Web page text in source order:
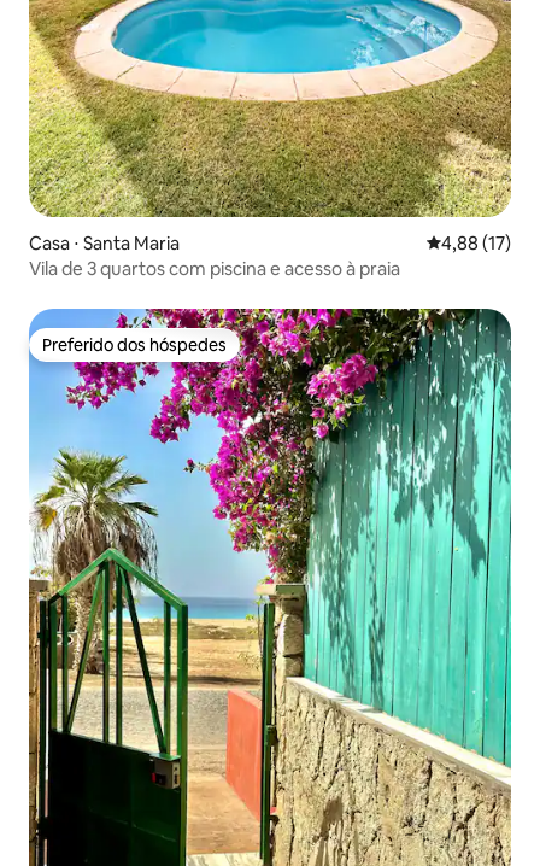
Casa ⋅ Santa Maria 4,88 de uma
4,88 (17)
Vila de 3 quartos com piscina e acesso à praia
Preferido dos hóspedes
Preferido dos hóspedes